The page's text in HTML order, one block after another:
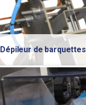
Dépileur de barquettes